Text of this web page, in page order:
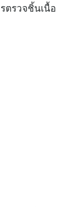
ตรวจชิ้นเนื้อ